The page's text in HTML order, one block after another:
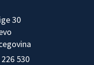
30
530